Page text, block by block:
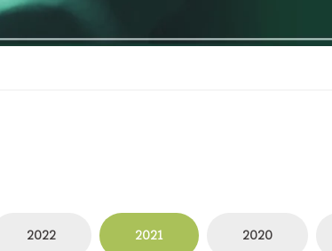
2022 2021 2020